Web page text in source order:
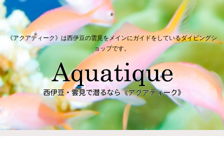
《アクアティーク》は西伊豆の雲見をメインにガイドをしているダイビングシ
ョップです。